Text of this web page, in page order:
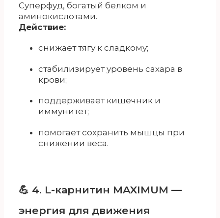
Суперфуд, богатый белком и
аминокислотами.
Действие:
снижает тягу к сладкому;
стабилизирует уровень сахара в
крови;
поддерживает кишечник и
иммунитет;
помогает сохранить мышцы при
снижении веса.
💪 4. L-карнитин MAXIMUM —
энергия для движения